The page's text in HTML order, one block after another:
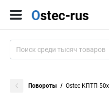
Повороты Ostec КПТП-